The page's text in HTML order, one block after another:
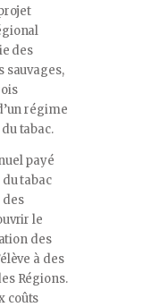
des
sauvages,
régime
tabac.
payé
tabac
le
des
à des
Régions.
coûts